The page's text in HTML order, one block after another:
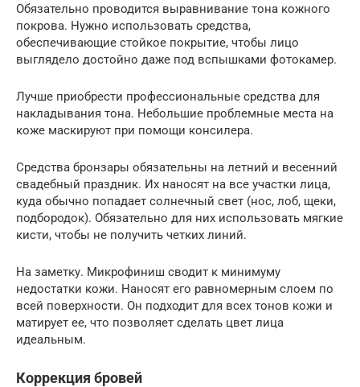
Обязательно проводится выравнивание тона кожного
покрова. Нужно использовать средства,
обеспечивающие стойкое покрытие, чтобы лицо
выглядело достойно даже под вспышками фотокамер.
Лучше приобрести профессиональные средства для
накладывания тона. Небольшие проблемные места на
коже маскируют при помощи консилера.
Средства бронзары обязательны на летний и весенний
свадебный праздник. Их наносят на все участки лица,
куда обычно попадает солнечный свет (нос, лоб, щеки,
подбородок). Обязательно для них использовать мягкие
кисти, чтобы не получить четких линий.
На заметку. Микрофиниш сводит к минимуму
недостатки кожи. Наносят его равномерным слоем по
всей поверхности. Он подходит для всех тонов кожи и
матирует ее, что позволяет сделать цвет лица
идеальным.
Коррекция бровей